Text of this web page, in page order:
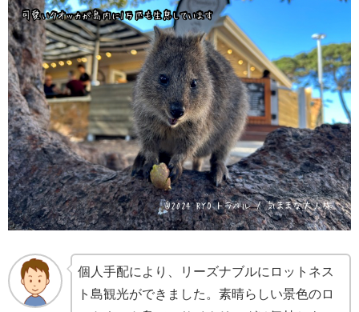
個人手配により、リーズナブルにロットネス
ト島観光ができました。素晴らしい景色のロ